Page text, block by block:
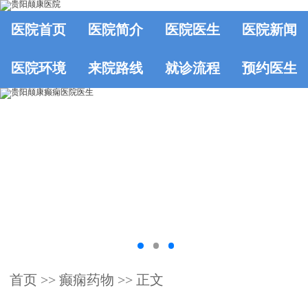
医院首页 医院简介 医院医生 医院新闻
医院环境 来院路线 就诊流程 预约医生
首页 >> 癫痫药物 >> 正文